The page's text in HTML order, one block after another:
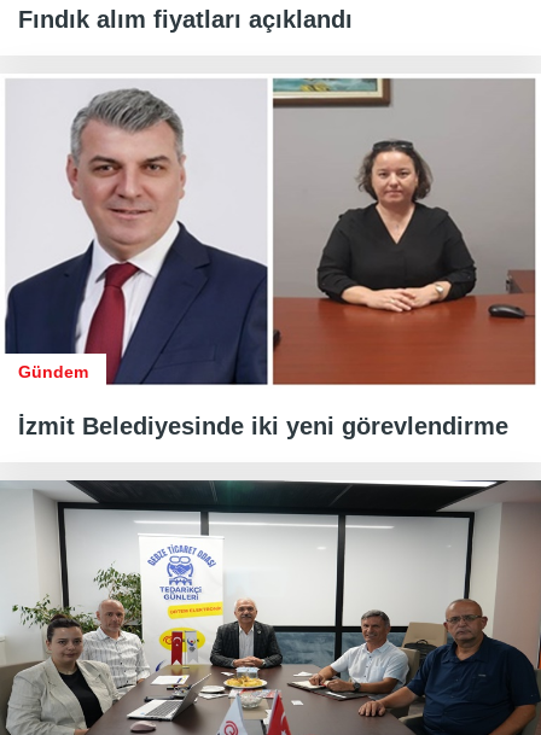
Fındık alım fiyatları açıklandı
Gündem
İzmit Belediyesinde iki yeni görevlendirme